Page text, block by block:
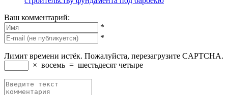
Ваш комментарий:
*
*
Лимит времени истёк. Пожалуйста, перезагрузите CAPTCHA.
× восемь = шестьдесят четыре